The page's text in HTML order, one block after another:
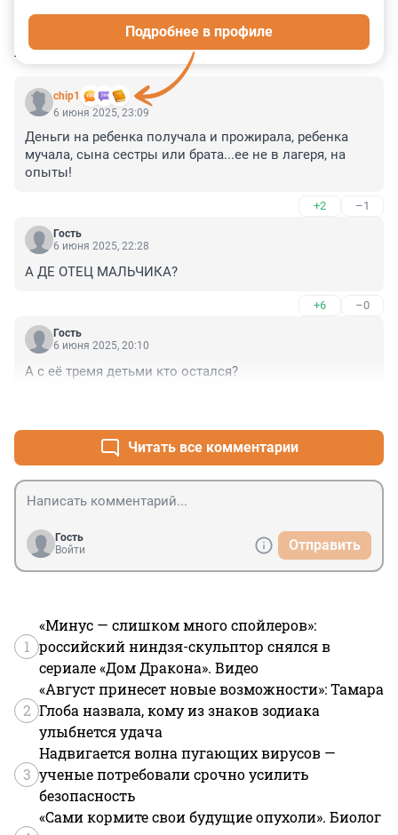
КОММЕНТАРИИ 8
chip1
Подробнее в профиле
6 июня 2025, 23:09
Деньги на ребенка получала и прожирала, ребенка
мучала, сына сестры или брата...ее не в лагеря, на
опыты!
+2 –1
Гость
6 июня 2025, 22:28
А ДЕ ОТЕЦ МАЛЬЧИКА?
+6 –0
Гость
6 июня 2025, 20:10
А с её тремя детьми кто остался?
Читать все комментарии
Гость
Войти
Отправить
1
«Минус — слишком много спойлеров»:
российский ниндзя-скульптор снялся в
сериале «Дом Дракона». Видео
2
«Август принесет новые возможности»: Тамара
Глоба назвала, кому из знаков зодиака
улыбнется удача
3
Надвигается волна пугающих вирусов —
ученые потребовали срочно усилить
безопасность
«Сами кормите свои будущие опухоли». Биолог